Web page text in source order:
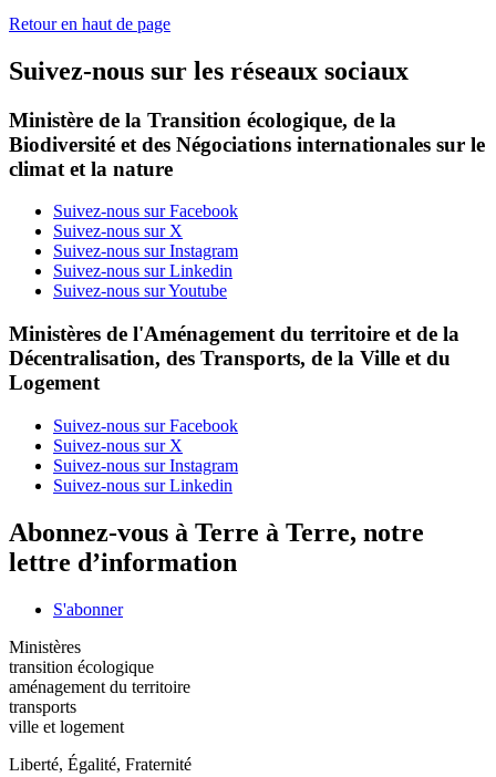
Retour en haut de page
Suivez-nous sur les réseaux sociaux
Ministère de la Transition écologique, de la
Biodiversité et des Négociations internationales sur le
climat et la nature
Suivez-nous sur Facebook
Suivez-nous sur X
Suivez-nous sur Instagram
Suivez-nous sur Linkedin
Suivez-nous sur Youtube
Ministères de l'Aménagement du territoire et de la
Décentralisation, des Transports, de la Ville et du
Logement
Suivez-nous sur Facebook
Suivez-nous sur X
Suivez-nous sur Instagram
Suivez-nous sur Linkedin
Abonnez-vous à Terre à Terre, notre
lettre d’information
S'abonner
Ministères
transition écologique
aménagement du territoire
transports
ville et logement
Liberté, Égalité, Fraternité